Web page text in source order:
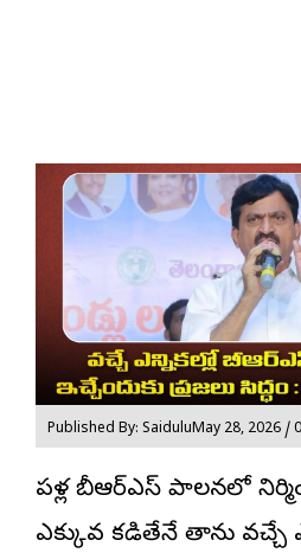
Published By: SaiduluMay 28, 2026 /
పదేళ్ల బీఆర్ఎస్‌ పాలనలో
ఎక్కువ కడితేనే తాను వచ్చే